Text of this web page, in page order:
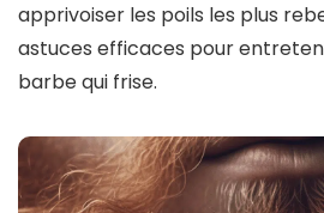
apprivoiser les poils les plus
astuces efficaces pour
barbe qui frise.